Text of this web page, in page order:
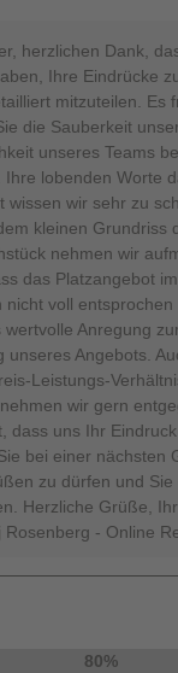
herzlichen Dank,
Ihre Eindrücke
mitzuteilen. Es
die Sauberkeit
unseres Teams
Ihre lobenden Worte
wissen wir sehr zu
kleinen Grundriss
nehmen wir
das Platzangebot
nicht voll
wertvolle Anregung
unseres Angebots.
Leistungs-
wir gern
dass uns Ihr
bei einer nächsten
zu dürfen und
Herzliche Grüße,
Rosenberg - Online
80%